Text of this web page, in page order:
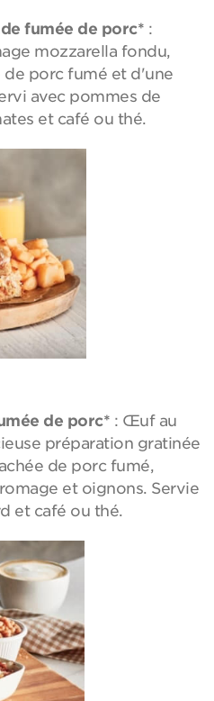
fumée de porc* :
mozzarella fondu,
de porc fumé et d'une
avec pommes de
et café ou thé.
de porc* : Œuf au
préparation gratinée
de porc fumé,
et oignons. Servie
et café ou thé.